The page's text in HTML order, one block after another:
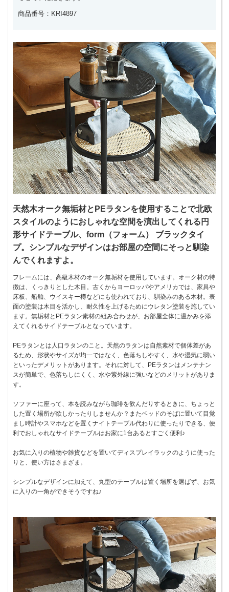
商品番号：KRI4897
天然木オーク無垢材とPEラタンを使用することで北欧
スタイルのようにおしゃれな空間を演出してくれる円
形サイドテーブル、form（フォーム） ブラックタイ
プ。シンプルなデザインはお部屋の空間にそっと馴染
んでくれますよ。
フレームには、高級木材のオーク無垢材を使用しています。オーク材の特
徴は、くっきりとした木目。古くからヨーロッパやアメリカでは、家具や
床板、船舶、ウイスキー樽などにも使われており、馴染みのある木材。表
面の塗装は木目を活かし、耐久性を上げるためにウレタン塗装を施してい
ます。無垢材とPEラタン素材の組み合わせが、お部屋全体に温かみを添
えてくれるサイドテーブルとなっています。
PEラタンとは人口ラタンのこと。天然のラタンは自然素材で個体差があ
るため、形状やサイズが均一ではなく、色落ちしやすく、水や湿気に弱い
といったデメリットがあります。それに対して、PEラタンはメンテナン
スが簡単で、色落ちしにくく、水や紫外線に強いなどのメリットがありま
す。
ソファーに座って、本を読みながら珈琲を飲んだりするときに、ちょっと
した置く場所が欲しかったりしませんか？またベッドのそばに置いて目覚
まし時計やスマホなどを置くナイトテーブル代わりに使ったりできる、便
利でおしゃれなサイドテーブルはお家に1台あるとすごく便利♪
お気に入りの植物や雑貨などを置いてディスプレイラックのように使った
りと、使い方はさまざま。
シンプルなデザインに加えて、丸型のテーブルは置く場所を選ばず、お気
に入りの一角ができそうですね♪